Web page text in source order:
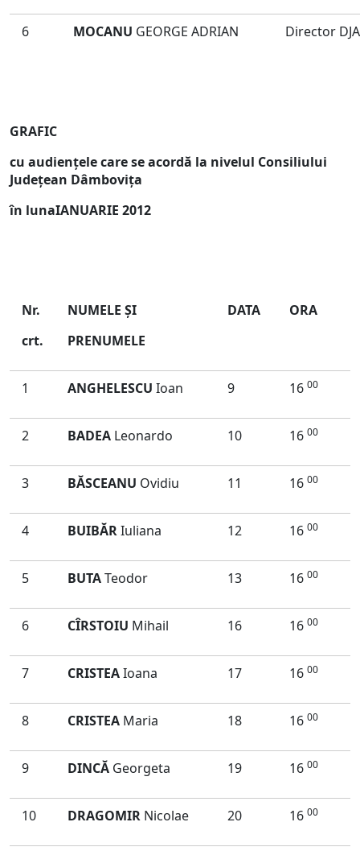
6 MOCANU GEORGE ADRIAN Director
GRAFIC
cu audienţele care se acordă la nivelul Consiliului
Judeţean Dâmboviţa
în lunaIANUARIE 2012
Nr.
crt.
NUMELE ŞI
PRENUMELE
DATA ORA
1 ANGHELESCU Ioan 9 16 00
2 BADEA Leonardo 10 16 00
3 BĂSCEANU Ovidiu 11 16 00
4 BUIBĂRIuliana 12 16 00
5 BUTATeodor 13 16 00
6 CÎRSTOIU Mihail 16 16 00
7 CRISTEAIoana 17 16 00
8 CRISTEA Maria 18 16 00
9 DINCĂ Georgeta 19 16 00
10 DRAGOMIR Nicolae 20 16 00